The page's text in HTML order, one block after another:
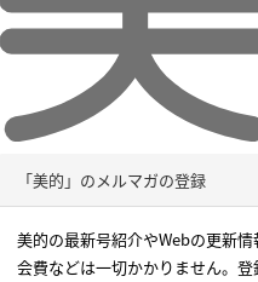
「美的」のメルマガの登録
美的の最新号紹介やWebの更新
会費などは一切かかりません。登